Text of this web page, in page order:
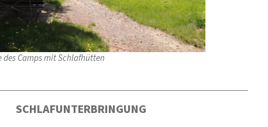
des Camps mit Schlafhütten
SCHLAFUNTERBRINGUNG